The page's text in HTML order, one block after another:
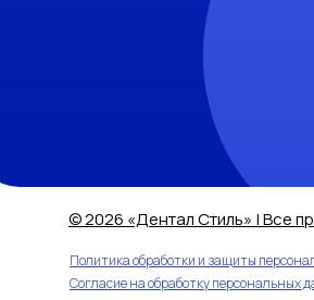
© 2026 «Дентал Стиль» | Все
Политика обработки и защиты
Согласие на обработку персональных